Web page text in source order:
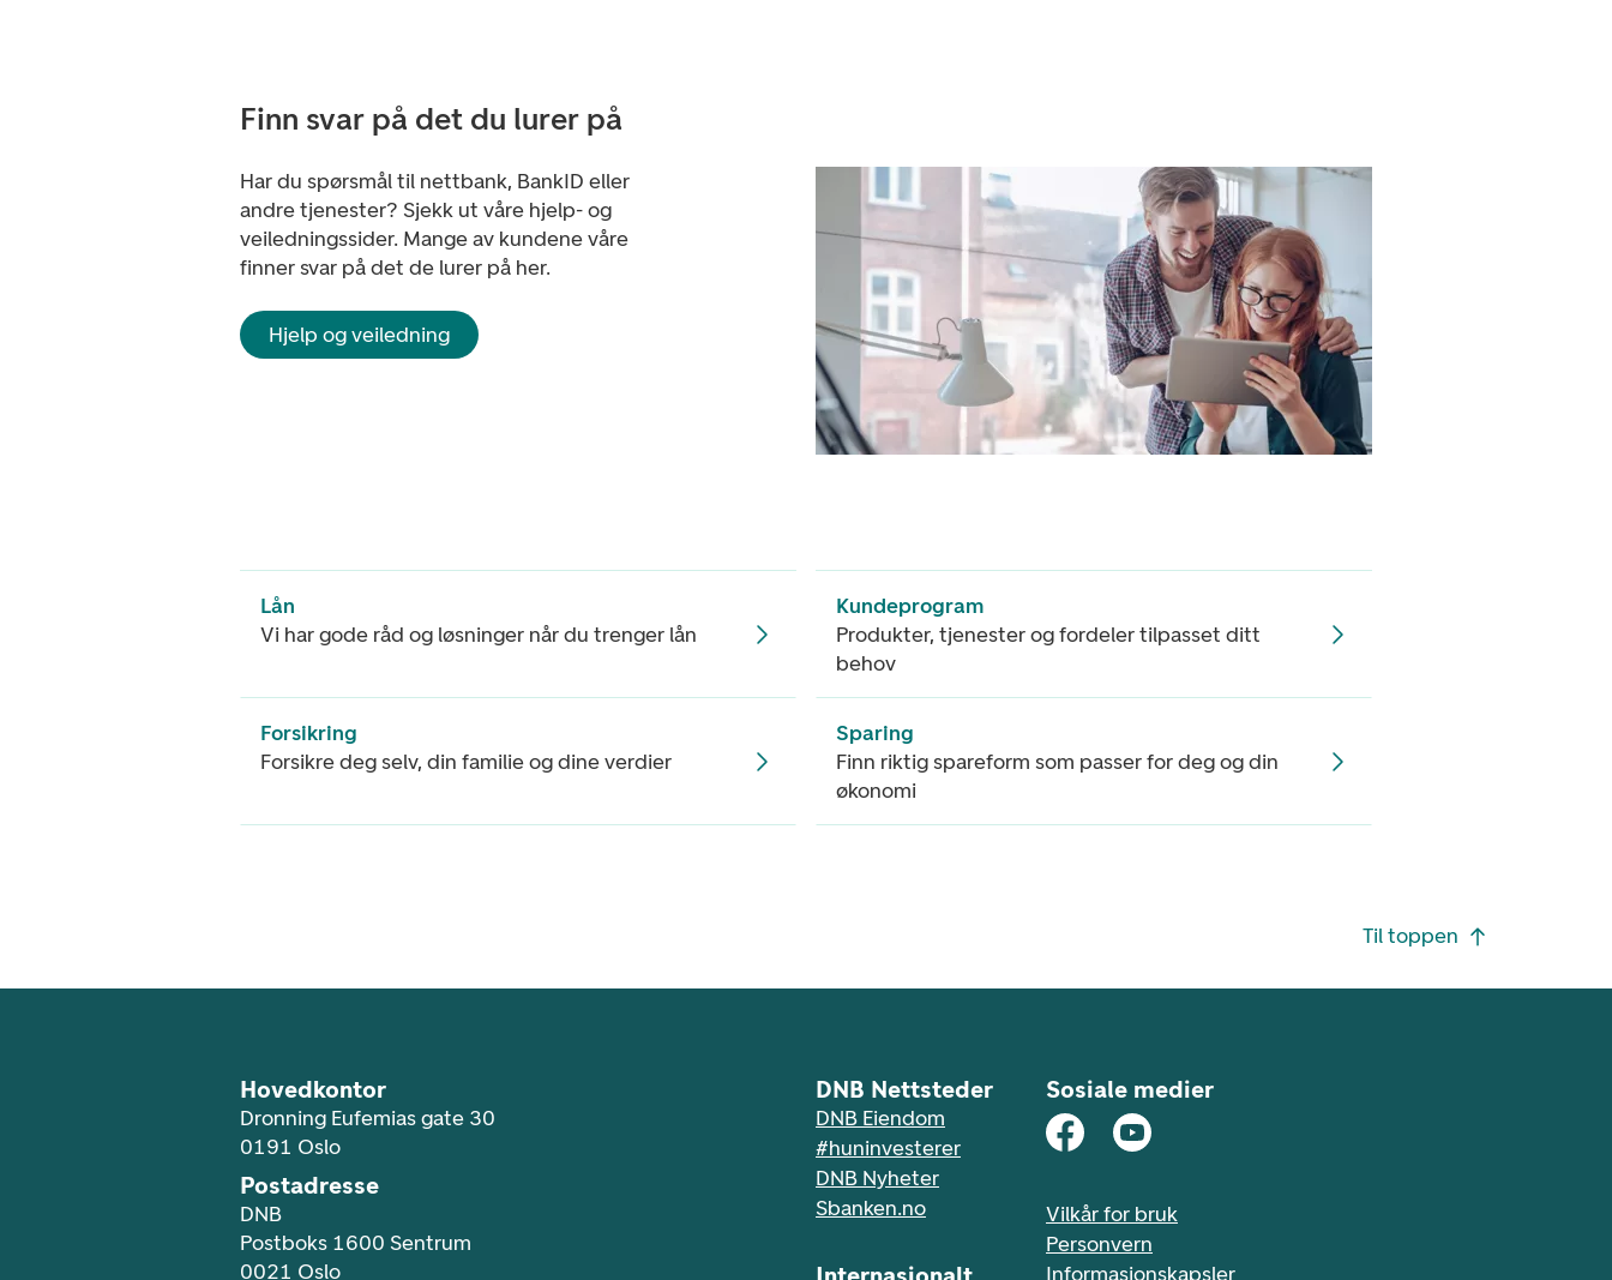
Finn svar på det du lurer på
Har du spørsmål til nettbank, BankID eller
andre tjenester? Sjekk ut våre hjelp- og
veiledningssider. Mange av kundene våre
finner svar på det de lurer på her.
Hjelp og veiledning
Lån
Vi har gode råd og løsninger når du trenger lån
Kundeprogram
Produkter, tjenester og fordeler tilpasset ditt
behov
Forsikring
Forsikre deg selv, din familie og dine verdier
Sparing
Finn riktig spareform som passer for deg og din
økonomi
Til toppen
Hovedkontor
Dronning Eufemias gate 30
0191 Oslo
Postadresse
DNB
Postboks 1600 Sentrum
0021 Oslo
DNB Nettsteder
DNB Eiendom
#huninvesterer
DNB Nyheter
Sbanken.no
Sosiale medier
Vilkår for bruk
Personvern
Informasjonskapsler